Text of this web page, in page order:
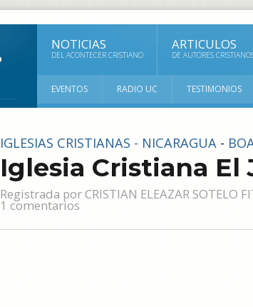
NOTICIAS
DEL ACONTECER CRISTIANO
ARTICULOS
DE AUTORES
EVENTOS RADIO UC TESTIMONIOS
IGLESIAS CRISTIANAS - NICARAGUA-
Iglesia Cristiana El
Registrada porCRISTIAN ELEAZAR SOTELO
1 comentarios